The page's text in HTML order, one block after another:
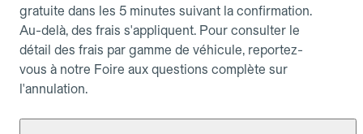
gratuite dans les 5 minutes suivant la confirmation.
Au-delà, des frais s'appliquent. Pour consulter le
détail des frais par gamme de véhicule, reportez-
vous à notre Foire aux questions complète sur
l'annulation.